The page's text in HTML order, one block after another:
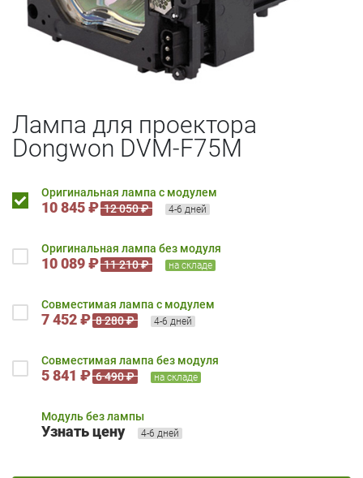
Лампа для проектора
Dongwon DVM-F75M
Оригинальная лампа с модулем
10 845 ₽ 12 050 ₽ 4-6 дней
Оригинальная лампа без модуля
10 089 ₽ 11 210 ₽ на складе
Совместимая лампа с модулем
7 452 ₽ 8 280 ₽ 4-6 дней
Совместимая лампа без модуля
5 841 ₽ 6 490 ₽ на складе
Модуль без лампы
Узнать цену 4-6 дней